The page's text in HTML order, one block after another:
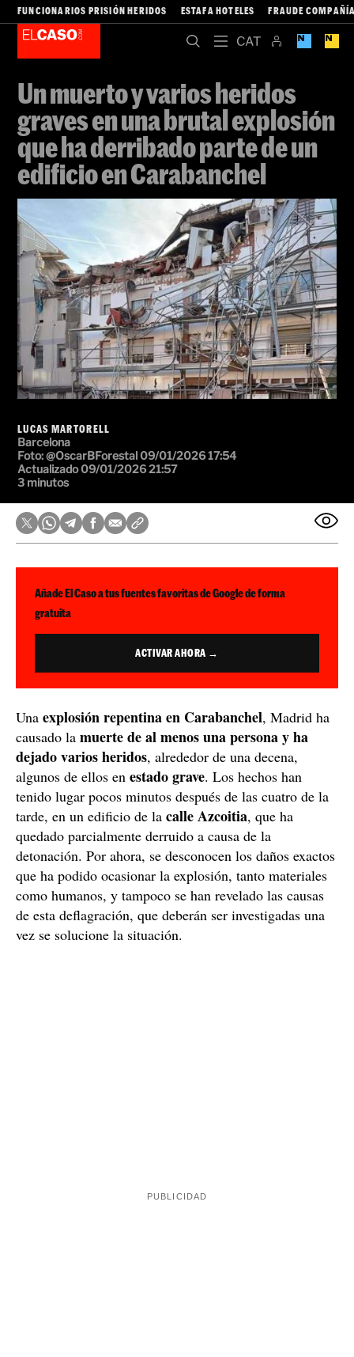
FUNCIONARIOS PRISIÓN HERIDOS ESTAFA HOTELES FRAUDE
Un muerto y varios heridos
graves en una brutal explosión
que ha derribado parte de un
edificio en Carabanchel
LUCAS MARTORELL
Barcelona
Foto: @OscarBForestal 09/01/2026 17:54
Actualizado 09/01/2026 21:57
3 minutos
Añade El Caso a tus fuentes favoritas de Google de forma
gratuita
ACTIVAR AHORA →
Una explosión repentina en Carabanchel, Madrid ha
causado la muerte de al menos una persona y ha
dejado varios heridos, alrededor de una decena,
algunos de ellos en estado grave. Los hechos han
tenido lugar pocos minutos después de las cuatro de la
tarde, en un edificio de la calle Azcoitia, que ha
quedado parcialmente derruido a causa de la
detonación. Por ahora, se desconocen los daños exactos
que ha podido ocasionar la explosión, tanto materiales
como humanos, y tampoco se han revelado las causas
de esta deflagración, que deberán ser investigadas una
vez se solucione la situación.